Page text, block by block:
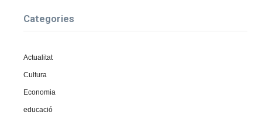
Categories
Actualitat
Cultura
Economia
educació